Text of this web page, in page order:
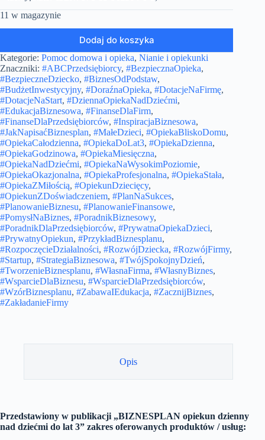
11 w magazynie
Dodaj do koszyka
Kategorie: Pomoc domowa i opieka, Nianie i opiekunki
Znaczniki: #ABCPrzedsiębiorcy, #BezpiecznaOpieka,
#BezpieczneDziecko, #BiznesOdPodstaw,
#BudżetInwestycyjny, #DoraźnaOpieka, #DotacjeNaFirmę,
#DotacjeNaStart, #DziennaOpiekaNadDziećmi,
#EdukacjaBiznesowa, #FinanseDlaFirm,
#FinanseDlaPrzedsiębiorców, #InspiracjaBiznesowa,
#JakNapisaćBiznesplan, #MałeDzieci, #OpiekaBliskoDomu,
#OpiekaCałodzienna, #OpiekaDoLat3, #OpiekaDzienna,
#OpiekaGodzinowa, #OpiekaMiesięczna,
#OpiekaNadDziećmi, #OpiekaNaWysokimPoziomie,
#OpiekaOkazjonalna, #OpiekaProfesjonalna, #OpiekaStała,
#OpiekaZMiłością, #OpiekunDziecięcy,
#OpiekunZDoświadczeniem, #PlanNaSukces,
#PlanowanieBiznesu, #PlanowanieFinansowe,
#PomysłNaBiznes, #PoradnikBiznesowy,
#PoradnikDlaPrzedsiębiorców, #PrywatnaOpiekaDzieci,
#PrywatnyOpiekun, #PrzykładBiznesplanu,
#RozpoczęcieDziałalności, #RozwójDziecka, #RozwójFirmy,
#Startup, #StrategiaBiznesowa, #TwójSpokojnyDzień,
#TworzenieBiznesplanu, #WłasnaFirma, #WłasnyBiznes,
#WsparcieDlaBiznesu, #WsparcieDlaPrzedsiębiorców,
#WzórBiznesplanu, #ZabawaIEdukacja, #ZacznijBiznes,
#ZakładanieFirmy
Opis
Przedstawiony w publikacji „BIZNESPLAN opiekun dzienny
nad dziećmi do lat 3” zakres oferowanych produktów / usług: